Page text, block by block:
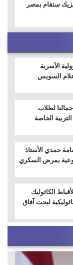
ستقام بمصر
الأسرية
السويس
جمالنا لطلاب
الخاصة
حمدي الأستاذ
بمرض السكري
الكاثوليك
لبحث آفاق